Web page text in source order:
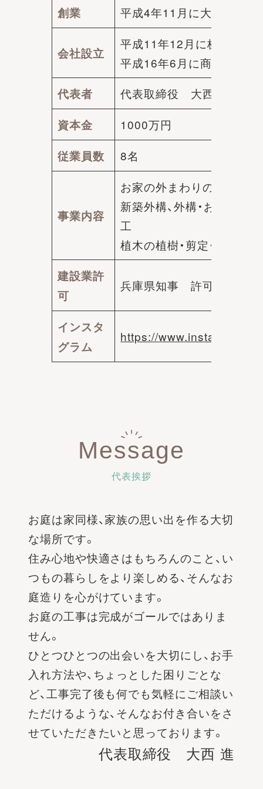
創業 平成4年11月に大西組とし
会社設立
平成11年12月に株式会社
平成16年6月に商号を株式
代表者
代表取締役 大西 進
資本金
1000万円
従業員数
8名
事業内容
お家の外まわりの工事全般
新築外構、外構・お庭リフ
工
植木の植樹・剪定・メンテ
建設業許
可
兵庫県知事 許可(般-6)第
インスタ
グラム
https://
Message
代表挨拶
お庭は家同様、家族の思い出を作る大切
な場所です。
住み心地や快適さはもちろんのこと、い
つもの暮らしをより楽しめる、そんなお
庭造りを心がけています。
お庭の工事は完成がゴールではありま
せん。
ひとつひとつの出会いを大切にし、お手
入れ方法や、ちょっとした困りごとな
ど、工事完了後も何でも気軽にご相談い
ただけるような、そんなお付き合いをさ
せていただきたいと思っております。
代表取締役 大西 進